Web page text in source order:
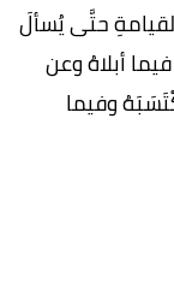
حتَّى يُسألَ
أبلاهُ وعن
وفيما